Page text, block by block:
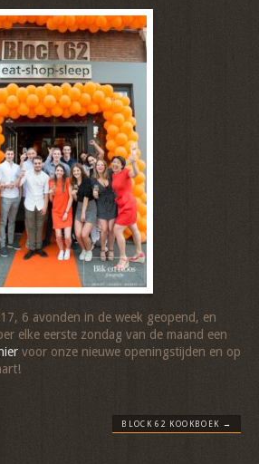
6 avonden in de week geopend, en
elke eerste zondag van de maand een
hier voor onze nieuwe openingstijden en op
BLOCK 62 KOOKBOEK →